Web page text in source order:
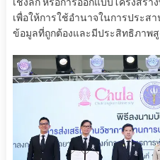
เพื่อให้การใช้อำนาจในการประส
ข้อมูลที่ถูกต้องและมีประสิทธิภาพ